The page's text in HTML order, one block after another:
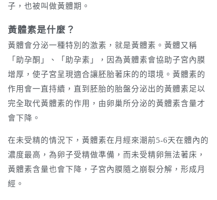
子，也被叫做黃體期。
黃體素是什麼？
黃體會分泌一種特別的激素，就是黃體素。黃體又稱
「助孕酮」、「助孕素」，因為黃體素會協助子宮內膜
增厚，使子宮呈現適合讓胚胎著床的的環境。黃體素的
作用會一直持續，直到胚胎的胎盤分泌出的黃體素足以
完全取代黃體素的作用，由卵巢所分泌的黃體素含量才
會下降。
在未受精的情況下，黃體素在月經來潮前5-6天在體內的
濃度最高，為卵子受精做準備，而未受精卵無法著床，
黃體素含量也會下降，子宮內膜隨之崩裂分解，形成月
經。